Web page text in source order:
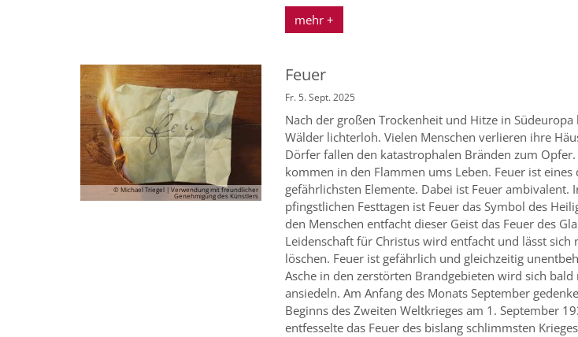
mehr +
© Michael Triegel | Verwendung mit freundlicher
Genehmigung des Künstlers
Feuer
Fr. 5. Sept. 2025
Nach der großen Trockenheit und Hitze in
Wälder lichterloh. Vielen Menschen verlieren ihre
Dörfer fallen den katastrophalen Bränden zum Opfer.
kommen in den Flammen ums Leben. Feuer ist eines
gefährlichsten Elemente. Dabei ist Feuer ambivalent.
pfingstlichen Festtagen ist Feuer das Symbol des
den Menschen entfacht dieser Geist das Feuer des
Leidenschaft für Christus wird entfacht und lässt sich
löschen. Feuer ist gefährlich und gleichzeitig
Asche in den zerstörten Brandgebieten wird sich bald
ansiedeln. Am Anfang des Monats September
Beginns des Zweiten Weltkrieges am 1. September
entfesselte das Feuer des bislang schlimmsten